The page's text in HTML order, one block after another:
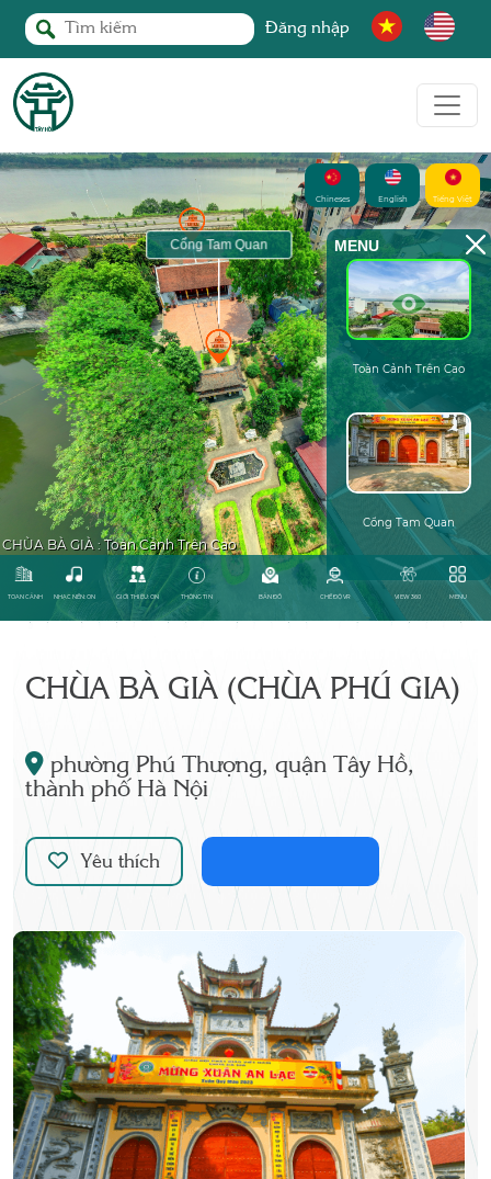
Đăng nhập
CHÙA BÀ GIÀ (CHÙA PHÚ GIA)
phường Phú Thượng, quận Tây Hồ,
thành phố Hà Nội
Yêu thích